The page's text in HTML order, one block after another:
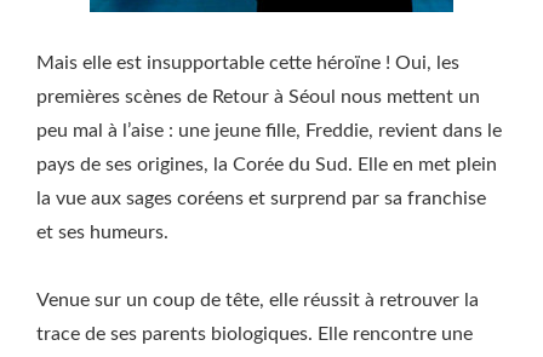
Mais elle est insupportable cette héroïne ! Oui, les
premières scènes de Retour à Séoul nous mettent un
peu mal à l’aise : une jeune fille, Freddie, revient dans le
pays de ses origines, la Corée du Sud. Elle en met plein
la vue aux sages coréens et surprend par sa franchise
et ses humeurs.
Venue sur un coup de tête, elle réussit à retrouver la
trace de ses parents biologiques. Elle rencontre une